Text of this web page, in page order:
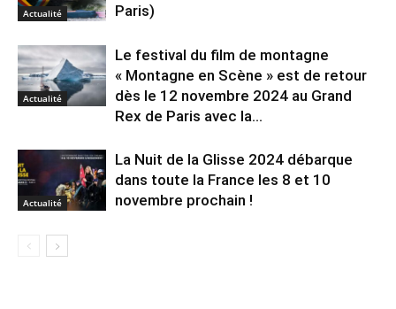
Actualité
Paris)
Actualité
Le festival du film de montagne
« Montagne en Scène » est de retour
dès le 12 novembre 2024 au Grand
Rex de Paris avec la...
Actualité
La Nuit de la Glisse 2024 débarque
dans toute la France les 8 et 10
novembre prochain !